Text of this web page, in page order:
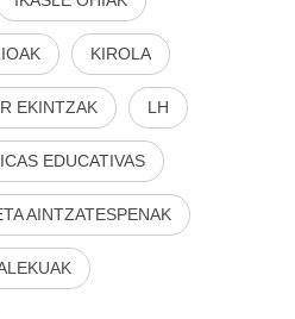
KIROLA
EKINTZAK LH
EDUCATIVAS
AINTZATESPENAK